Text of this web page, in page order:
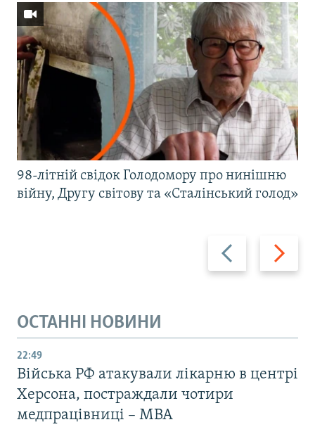
Назад Вперед
98-літній свідок Голодомору про нинішню
війну, Другу світову та «Сталінський голод»
ОСТАННІ НОВИНИ
22:49
Війська РФ атакували лікарню в центрі
Херсона, постраждали чотири
медпрацівниці – МВА